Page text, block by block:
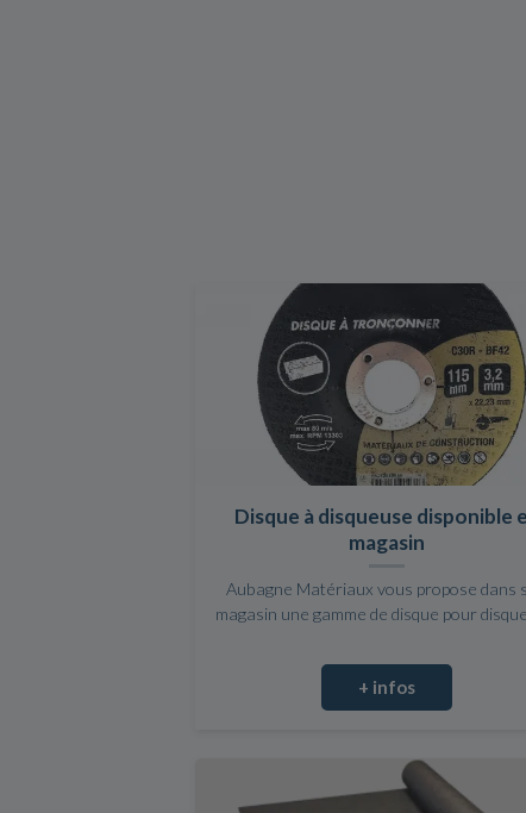
Disque à disqueuse disponible
magasin
Aubagne Matériaux vous propose dans
magasin une gamme de disque pour
+ infos